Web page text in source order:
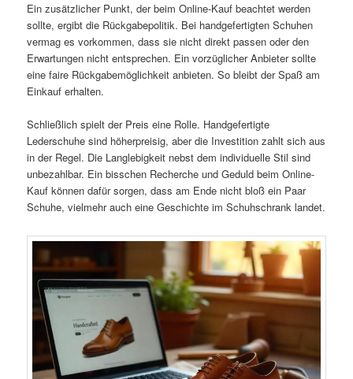
Ein zusätzlicher Punkt, der beim Online-Kauf beachtet werden
sollte, ergibt die Rückgabepolitik. Bei handgefertigten Schuhen
vermag es vorkommen, dass sie nicht direkt passen oder den
Erwartungen nicht entsprechen. Ein vorzüglicher Anbieter sollte
eine faire Rückgabemöglichkeit anbieten. So bleibt der Spaß am
Einkauf erhalten.
Schließlich spielt der Preis eine Rolle. Handgefertigte
Lederschuhe sind höherpreisig, aber die Investition zahlt sich aus
in der Regel. Die Langlebigkeit nebst dem individuelle Stil sind
unbezahlbar. Ein bisschen Recherche und Geduld beim Online-
Kauf können dafür sorgen, dass am Ende nicht bloß ein Paar
Schuhe, vielmehr auch eine Geschichte im Schuhschrank landet.